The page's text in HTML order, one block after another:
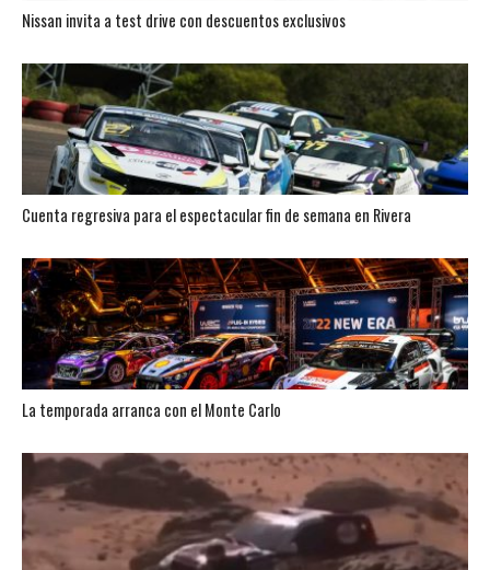
Nissan invita a test drive con descuentos exclusivos
Cuenta regresiva para el espectacular fin de semana en Rivera
La temporada arranca con el Monte Carlo